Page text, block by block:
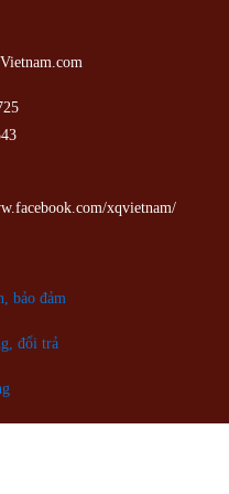
xqvietnam/
bảo đảm
đổi trả